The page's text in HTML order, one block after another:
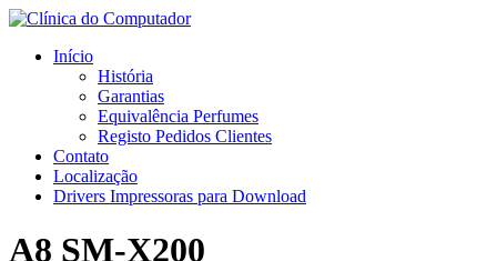
Início
História
Garantias
Equivalência Perfumes
Registo Pedidos Clientes
Contato
Localização
Drivers Impressoras para Download
A8 SM-X200